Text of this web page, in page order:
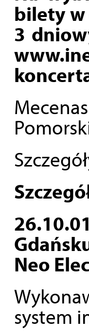
bilety w
3
Neo
system